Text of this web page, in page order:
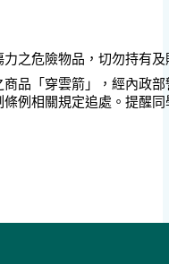
之危險物品，切勿持有及
品「穿雲箭」，經內政
例相關規定追處。提醒